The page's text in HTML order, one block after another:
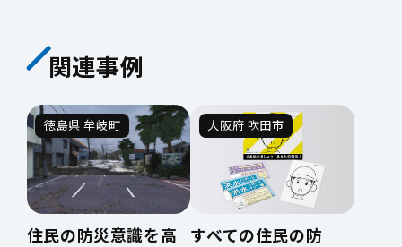
関連事例
徳島県 牟岐町
住民の防災意識を高
大阪府 吹田市
すべての住民の防